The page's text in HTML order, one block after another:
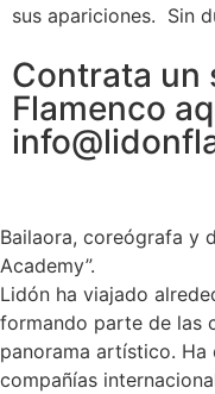
sus apariciones. Sin
Contrata un
Flamenco
Bailaora, coreógrafa y
Academy”.
Lidón ha viajado
formando parte de las
panorama artístico.
compañías